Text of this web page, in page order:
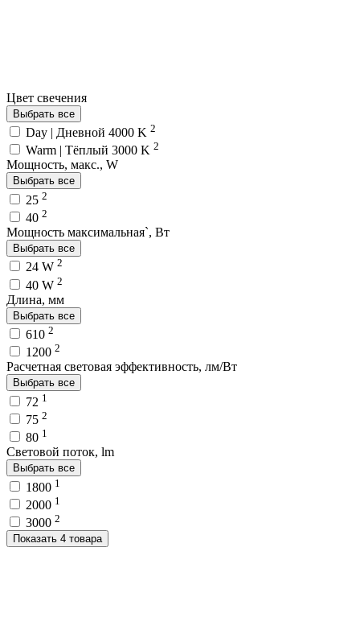
Цвет свечения
Выбрать все
Day | Дневной 4000 K 2
Warm | Тёплый 3000 K 2
Мощность, макс., W
Выбрать все
25 2
40 2
Мощность максимальная`, Вт
Выбрать все
24 W 2
40 W 2
Длина, мм
Выбрать все
610 2
1200 2
Расчетная световая эффективность, лм/Вт
Выбрать все
72 1
75 2
80 1
Световой поток, lm
Выбрать все
1800 1
2000 1
3000 2
Показать 4 товара